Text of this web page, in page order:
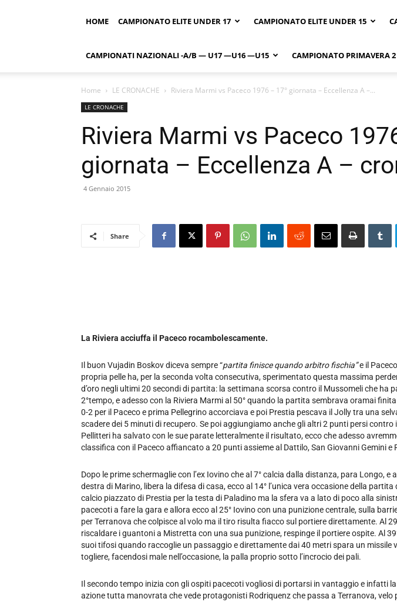
HOME CAMPIONATO ELITE UNDER 17 CAMPIONATO ELITE UNDER 15
CAMPIONATI NAZIONALI -A/B — U17 —U16 —U15 CAMPIONATO PRIMAVERA 2
Home LE CRONACHE Riviera Marmi vs Paceco 1976 – 17° giornata – Eccellenza A –...
LE CRONACHE
Riviera Marmi vs Paceco
giornata – Eccellenza A –
4 Gennaio 2015
Share
La Riviera acciuffa il Paceco rocambolescamente.
Il buon Vujadin Boskov diceva sempre “partita finisce quando arbitro fischia”e il
propria pelle ha, per la seconda volta consecutiva, sperimentato questa massima
d’oro negli ultimi 20 secondi di partita: la settimana scorsa contro il Mussomeli che ha
2°tempo, e adesso con la Riviera Marmi al 50° quando la partita sembrava oramai finita
0-2 per il Paceco e prima Pellegrino accorciava e poi Prestia pescava il Jolly tra una
scadere dei 5 minuti di recupero. Se poi aggiungiamo anche gli altri 2 punti persi
Pellitteri ha salvato con le sue parate letteralmente il risultato, ecco che adesso
classifica con il Paceco affiancato a 20 punti assieme al Dattilo, San Giovanni Gemini e
Dopo le prime schermaglie con l’ex Iovino che al 7° calcia dalla distanza, para Longo, e
destra di Marino, libera la difesa di casa, ecco al 14° l’unica vera occasione della partita
calcio piazzato di Prestia per la testa di Paladino ma la sfera va a lato di poco alla
pacecoti a fare la gara e allora ecco al 25° Iovino con una punizione centrale, sulla
per Terranova che colpisce al volo ma il tiro risulta fiacco sul portiere direttamente. Al
riscaldare i guantoni a Mistretta con una sua punizione, respinge il portiere ospite. Al
suoi tifosi quando raccoglie un passaggio e direttamente dai 40 metri spara un missile
togliere, facendosi male nell’occasione, la palla proprio sotto l’incrocio dei pali.
Il secondo tempo inizia con gli ospiti pacecoti vogliosi di portarsi in vantaggio e infatti la
azione tutta manovrata che vede protagonisti Rodriquenz che passa a Terranova, velo